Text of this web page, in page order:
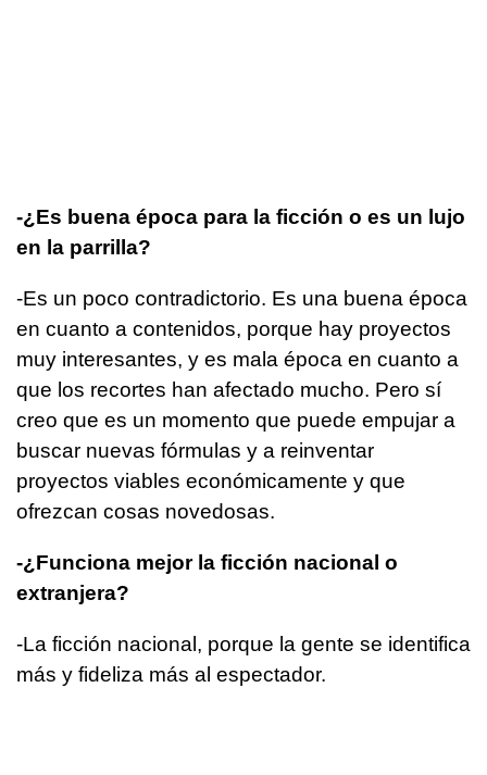
-¿Es buena época para la ficción o es un lujo
en la parrilla?
-Es un poco contradictorio. Es una buena época
en cuanto a contenidos, porque hay proyectos
muy interesantes, y es mala época en cuanto a
que los recortes han afectado mucho. Pero sí
creo que es un momento que puede empujar a
buscar nuevas fórmulas y a reinventar
proyectos viables económicamente y que
ofrezcan cosas novedosas.
-¿Funciona mejor la ficción nacional o
extranjera?
-La ficción nacional, porque la gente se identifica
más y fideliza más al espectador.